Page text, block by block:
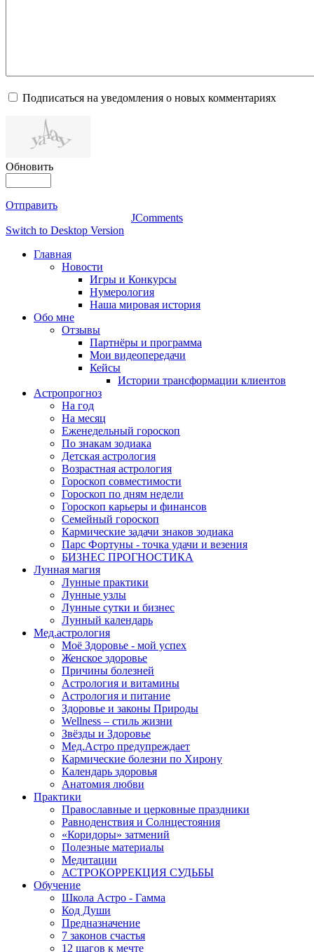
Подписаться на уведомления о новых комментариях
Обновить
Отправить
JComments
Switch to Desktop Version
Главная
Новости
Игры и Конкурсы
Нумерология
Наша мировая история
Обо мне
Отзывы
Партнёры и программа
Мои видеопередачи
Кейсы
Истории трансформации клиентов
Астропрогноз
На год
На месяц
Еженедельный гороскоп
По знакам зодиака
Детская астрология
Возрастная астрология
Гороскоп совместимости
Гороскоп по дням недели
Гороскоп карьеры и финансов
Семейный гороскоп
Кармические задачи знаков зодиака
Парс Фортуны - точка удачи и везения
БИЗНЕС ПРОГНОСТИКА
Лунная магия
Лунные практики
Лунные узлы
Лунные сутки и бизнес
Лунный календарь
Мед.астрология
Моё Здоровье - мой успех
Женское здоровье
Причины болезней
Астрология и витамины
Астрология и питание
Здоровье и законы Природы
Wellness – стиль жизни
Звёзды и Здоровье
Мед.Астро предупреждает
Кармические болезни по Хирону
Календарь здоровья
Анатомия любви
Практики
Православные и церковные праздники
Равноденствия и Солнцестояния
«Коридоры» затмений
Полезные материалы
Медитации
АСТРОКОРРЕКЦИЯ СУДЬБЫ
Обучение
Школа Астро - Гамма
Код Души
Предназначение
7 законов счастья
12 шагов к мечте